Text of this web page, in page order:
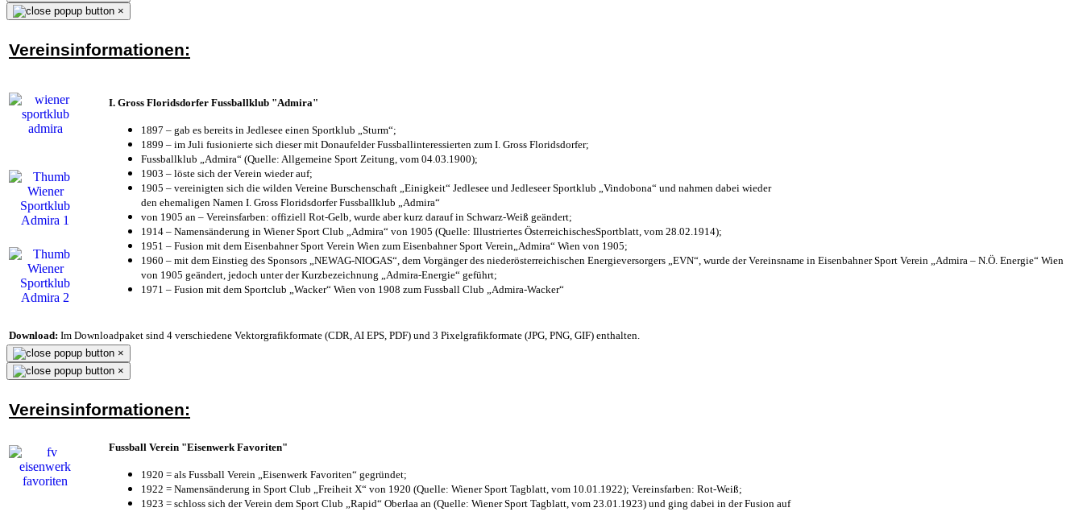
×
Vereinsinformationen:
I. Gross Floridsdorfer Fussballklub "Admira"
1897 – gab es bereits in Jedlesee einen Sportklub „Sturm“;
1899 – im Juli fusionierte sich dieser mit Donaufelder Fussballinteressierten zum I. Gross Floridsdorfer;
Fussballklub „Admira“ (Quelle: Allgemeine Sport Zeitung, vom 04.03.1900);
1903 – löste sich der Verein wieder auf;
1905 – vereinigten sich die wilden Vereine Burschenschaft „Einigkeit“ Jedlesee und Jedleseer Sportklub „Vindobona“ und nahmen dabei wieder
den ehemaligen Namen I. Gross Floridsdorfer Fussballklub „Admira“
von 1905 an – Vereinsfarben: offiziell Rot-Gelb, wurde aber kurz darauf in Schwarz-Weiß geändert;
1914 – Namensänderung in Wiener Sport Club „Admira“ von 1905 (Quelle: Illustriertes ÖsterreichischesSportblatt, vom 28.02.1914);
1951 – Fusion mit dem Eisenbahner Sport Verein Wien zum Eisenbahner Sport Verein„Admira“ Wien von 1905;
1960 – mit dem Einstieg des Sponsors „NEWAG-NIOGAS“, dem Vorgänger des niederösterreichischen Energieversorgers „EVN“, wurde der Vereinsname in Eisenbahner Sport Verein „Admira – N.Ö. Energie“ Wien
von 1905 geändert, jedoch unter der Kurzbezeichnung „Admira-Energie“ geführt;
1971 – Fusion mit dem Sportclub „Wacker“ Wien von 1908 zum Fussball Club „Admira-Wacker“
Download: Im Downloadpaket sind 4 verschiedene Vektorgrafikformate (CDR, AI EPS, PDF) und 3 Pixelgrafikformate (JPG, PNG, GIF) enthalten.
×
×
Vereinsinformationen:
Fussball Verein "Eisenwerk Favoriten"
1920 = als Fussball Verein „Eisenwerk Favoriten“ gegründet;
1922 = Namensänderung in Sport Club „Freiheit X“ von 1920 (Quelle: Wiener Sport Tagblatt, vom 10.01.1922); Vereinsfarben: Rot-Weiß;
1923 = schloss sich der Verein dem Sport Club „Rapid“ Oberlaa an (Quelle: Wiener Sport Tagblatt, vom 23.01.1923) und ging dabei in der Fusion auf